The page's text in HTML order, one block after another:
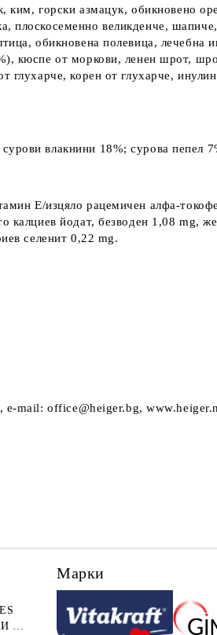
ким, горски азмацук, обикновено
плоскосеменно великденче,
обикновена полевица, лечебна
кюспе от моркови, ленен шрот,
глухарче, корен от глухарче,
влакнини 18%; сурова
Е/изцяло рацемичен алфа-
йодат, безводен 1,08 mg,
селенит 0,22 mg.
mail: office@heiger.bg,
Марки